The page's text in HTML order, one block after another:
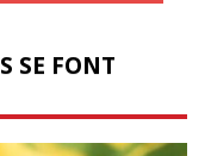
SE FONT